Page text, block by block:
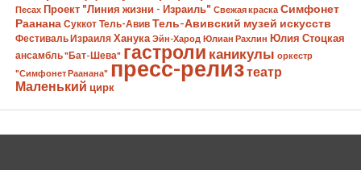
Песах Проект "Линия жизни - Израиль" Свежая краска Симфонет
Раанана Суккот Тель-Авив Тель-Авивский музей искусств
Фестиваль Израиля Ханука Эйн-Харод Юлиан Рахлин Юлия Стоцкая
ансамбль "Бат-Шева" гастроли каникулы оркестр
"Симфонет Раанана" пресс-релизтеатр
Маленький цирк